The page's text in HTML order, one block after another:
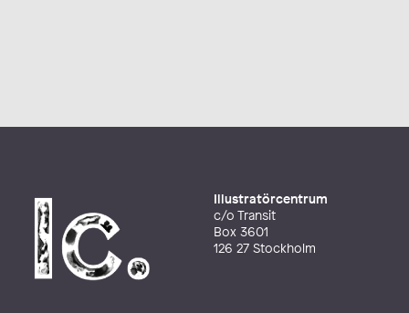
Illustratörcentrum
c/o Transit
Box 3601
126 27 Stockholm